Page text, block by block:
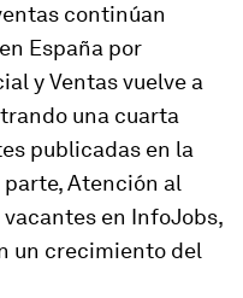
continúan
España por
y Ventas vuelve a
una cuarta
publicadas en la
parte, Atención al
en InfoJobs,
un crecimiento del